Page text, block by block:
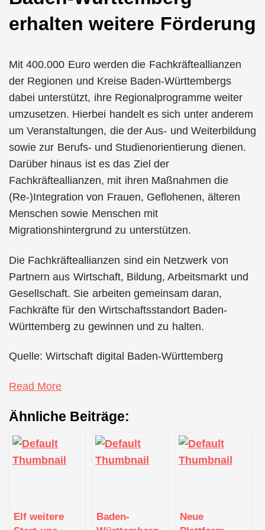
erhalten weitere Förderung
Mit 400.000 Euro werden die Fachkräfteallianzen
der Regionen und Kreise Baden-Württembergs
dabei unterstützt, ihre Regionalprogramme weiter
umzusetzen. Hierbei handelt es sich unter anderem
um Veranstaltungen, die der Aus- und Weiterbildung
sowie zur Berufs- und Studienorientierung dienen.
Darüber hinaus ist es das Ziel der
Fachkräfteallianzen, mit ihren Maßnahmen die
(Re-)Integration von Frauen, Geflohenen, älteren
Menschen sowie Menschen mit
Migrationshintergrund zu unterstützen.
Die Fachkräfteallianzen sind ein Netzwerk von
Partnern aus Wirtschaft, Bildung, Arbeitsmarkt und
Gesellschaft. Sie arbeiten gemeinsam daran,
Fachkräfte für den Wirtschaftsstandort Baden-
Württemberg zu gewinnen und zu halten.
Quelle: Wirtschaft digital Baden-Württemberg
Read More
Ähnliche Beiträge:
Elf weitere
Baden-
Neue